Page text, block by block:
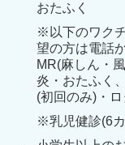
おたふく
※以下のワク
望の方は電話
MR(麻しん・
炎・おたふく
(初回のみ)・
※乳児健診(6